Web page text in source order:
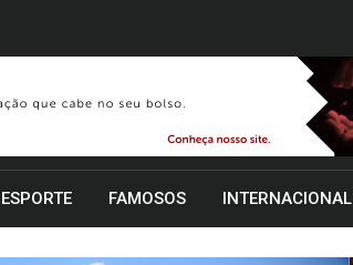
ESPORTE FAMOSOS INTERNACIONAL